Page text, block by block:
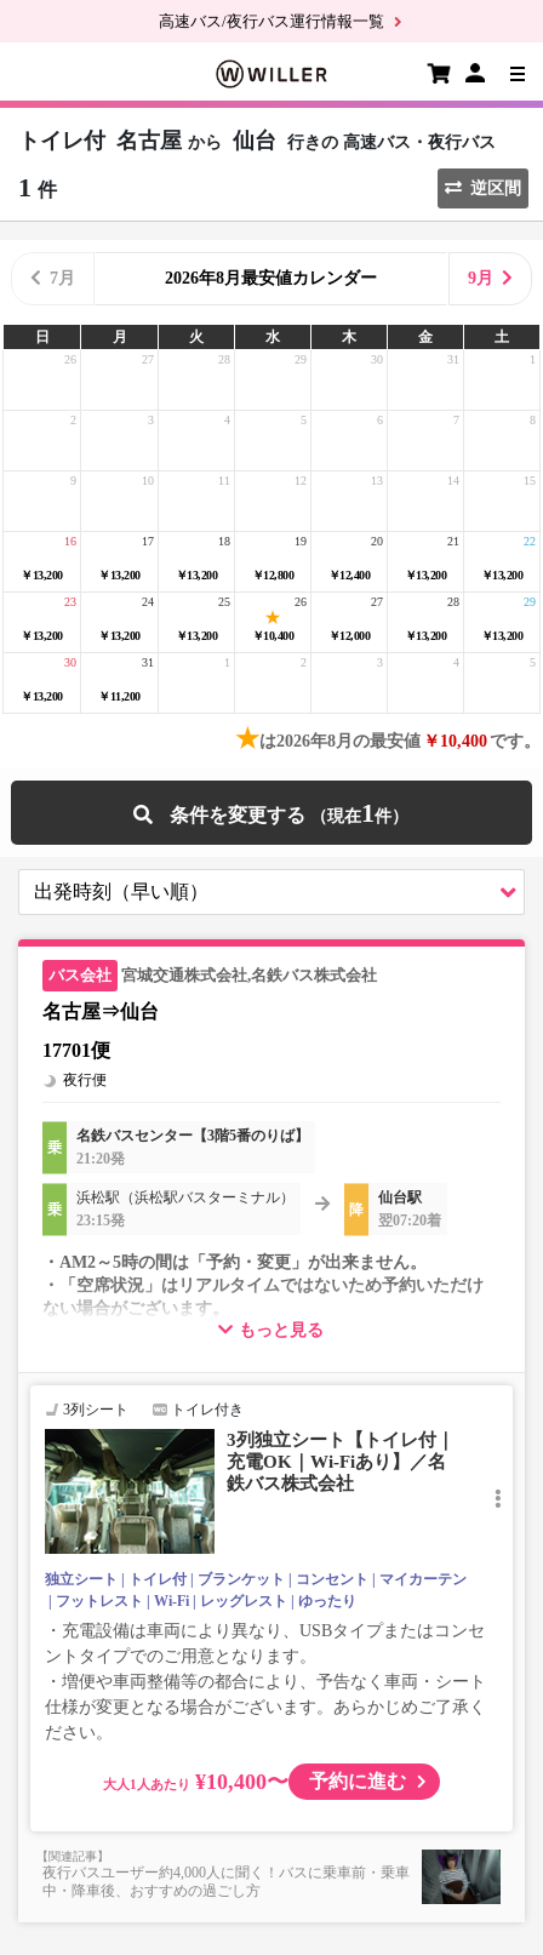
高速バス/夜行バス運行情報一覧
トイレ付 名古屋 から 仙台 行きの 高速バス・夜行バス
1 件 逆区間
7月 2026年8月最安値カレンダー 9月
日 月 火 水 木 金 土
26 27 28 29 30 31 1
2 3 4 5 6 7 8
9 10 11 12 13 14 15
￥13,200
16
￥13,200
17
￥13,200
18
￥12,800
19
￥12,400
20
￥13,200
21
￥13,200
22
￥13,200
23
￥13,200
24
￥13,200
25
￥10,400
26
￥12,000
27
￥13,200
28
￥13,200
29
￥13,200
30
￥11,200
31 1 2 3 4 5
★は2026年8月の最安値 ￥10,400です。
条件を変更する 1
宮城交通株式会社,名鉄バス株式会社
名古屋⇒仙台
17701便
夜行便
名鉄バスセンター【3階5番のりば】
21:20発
浜松駅（浜松駅バスターミナル）
23:15発
仙台駅
翌07:20着
・AM2～5時の間は「予約・変更」が出来ません。
・「空席状況」はリアルタイムではないため予約いただけ
ない場合がございます。
・変動運賃採用路線のため購入のタイミングで運賃が変動
・車両は予告なく変更となる場合がございます。これに伴
い、座席やシート設備が変更となる場合がございますの
もっと見る
3列シート トイレ付き
3列独立シート【トイレ付｜
充電OK｜Wi-Fiあり】／名
鉄バス株式会社
独立シート トイレ付 ブランケット コンセント
マイカーテン
フットレスト
Wi-Fi レッグレスト ゆったり
・充電設備は車両により異なり、USBタイプまたはコンセ
ントタイプでのご用意となります。
・増便や車両整備等の都合により、予告なく車両・シート
仕様が変更となる場合がございます。あらかじめご了承く
ださい。
大人 ¥10,400〜 予約に進む
夜行バスユーザー約4,000人に聞く！バスに乗車前・乗車
中・降車後、おすすめの過ごし方